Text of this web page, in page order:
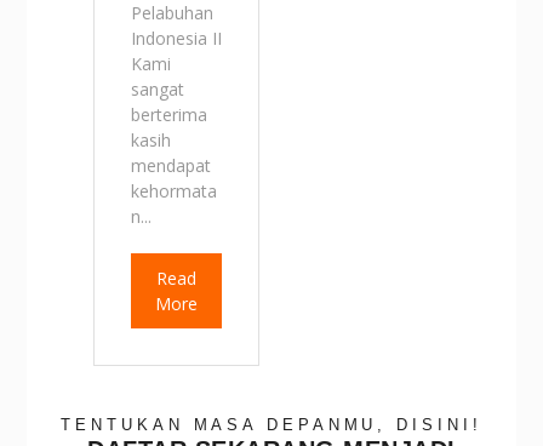
Pelabuhan
Indonesia II
Kami
sangat
berterima
kasih
mendapat
kehormata
n...
Read
More
TENTUKAN MASA DEPANMU, DISINI!